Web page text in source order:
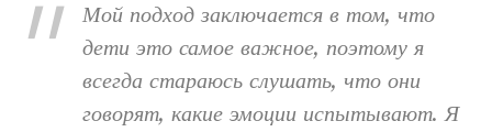
Мой подход заключается в том, что
дети это самое важное, поэтому я
всегда стараюсь слушать, что они
говорят, какие эмоции испытывают. Я